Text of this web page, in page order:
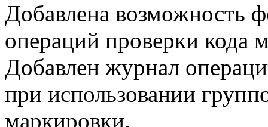
Добавлена возможность
операций проверки кода
Добавлен журнал
при использовании
маркировки.